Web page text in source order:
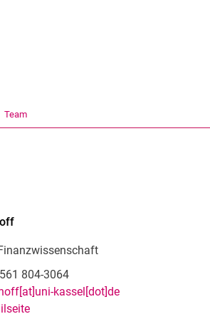
Team
804-3064
kassel[dot]de